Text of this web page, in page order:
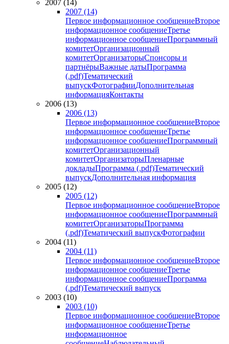
2007 (14)
2007 (14)
Первое информационное сообщениеВторое
информационное сообщениеТретье
информационное сообщениеПрограммный
комитетОрганизационный
комитетОрганизаторыСпонсоры и
партнёрыВажные датыПрограмма
(.pdf)Тематический
выпускФотографииДополнительная
информацияКонтакты
2006 (13)
2006 (13)
Первое информационное сообщениеВторое
информационное сообщениеТретье
информационное сообщениеПрограммный
комитетОрганизационный
комитетОрганизаторыПленарные
докладыПрограмма (.pdf)Тематический
выпускДополнительная информация
2005 (12)
2005 (12)
Первое информационное сообщениеВторое
информационное сообщениеПрограммный
комитетОрганизаторыПрограмма
(.pdf)Тематический выпускФотографии
2004 (11)
2004 (11)
Первое информационное сообщениеВторое
информационное сообщениеТретье
информационное сообщениеПрограмма
(.pdf)Тематический выпуск
2003 (10)
2003 (10)
Первое информационное сообщениеВторое
информационное сообщениеТретье
информационное